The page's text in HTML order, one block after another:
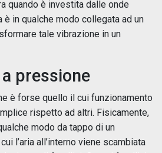
quando è investita dalle onde
è in qualche modo collegata ad un
tale vibrazione in un
pressione
è forse quello il cui funzionamento
rispetto ad altri. Fisicamente,
modo da tappo di un
l’aria all’interno viene scambiata